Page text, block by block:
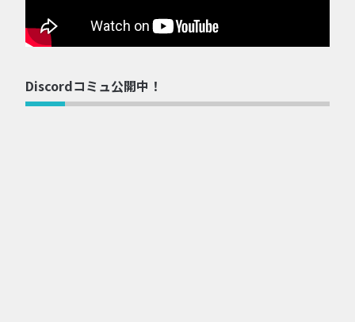
Discordコミュ公開中！